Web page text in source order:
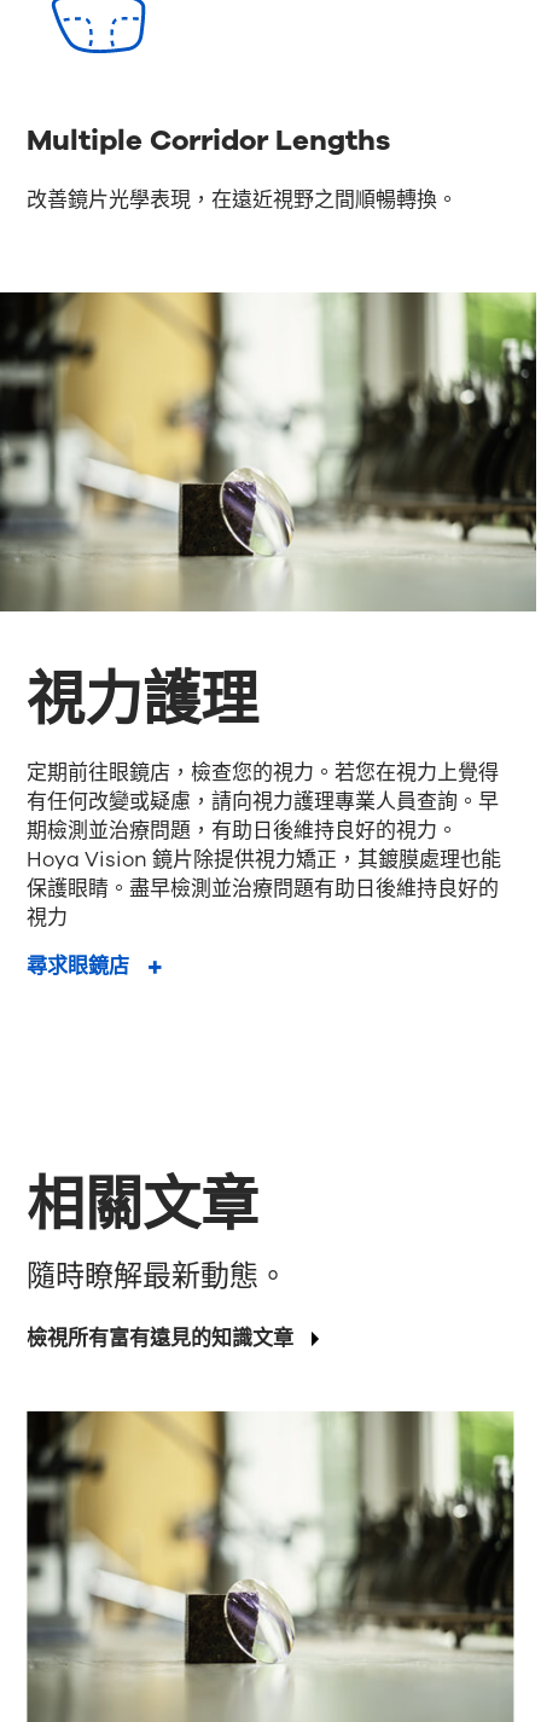
Multiple Corridor Lengths
改善鏡片光學表現，在遠近視野之間順暢轉換。
視力護理
定期前往眼鏡店，檢查您的視力。若您在視力上覺得
有任何改變或疑慮，請向視力護理專業人員查詢。早
期檢測並治療問題，有助日後維持良好的視力。
Hoya Vision 鏡片除提供視力矯正，其鍍膜處理也能
保護眼睛。盡早檢測並治療問題有助日後維持良好的
視力
尋求眼鏡店
相關文章
檢視所有富有遠見的知識文章
隨時瞭解最新動態。